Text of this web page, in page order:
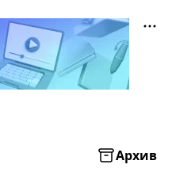
Архив